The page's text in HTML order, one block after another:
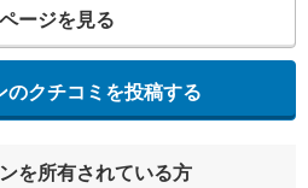
ージを見る
のクチコミを投稿する
を所有されている方